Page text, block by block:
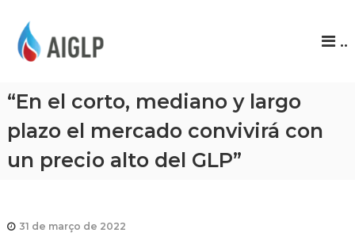
P
..
“En el corto, mediano y largo
plazo el mercado convivirá con
un precio alto del GLP”
31 de março de 2022